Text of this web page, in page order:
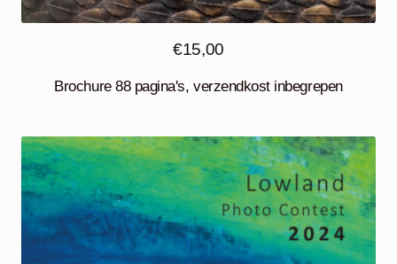
€15,00
Brochure 88 pagina's, verzendkost inbegrepen